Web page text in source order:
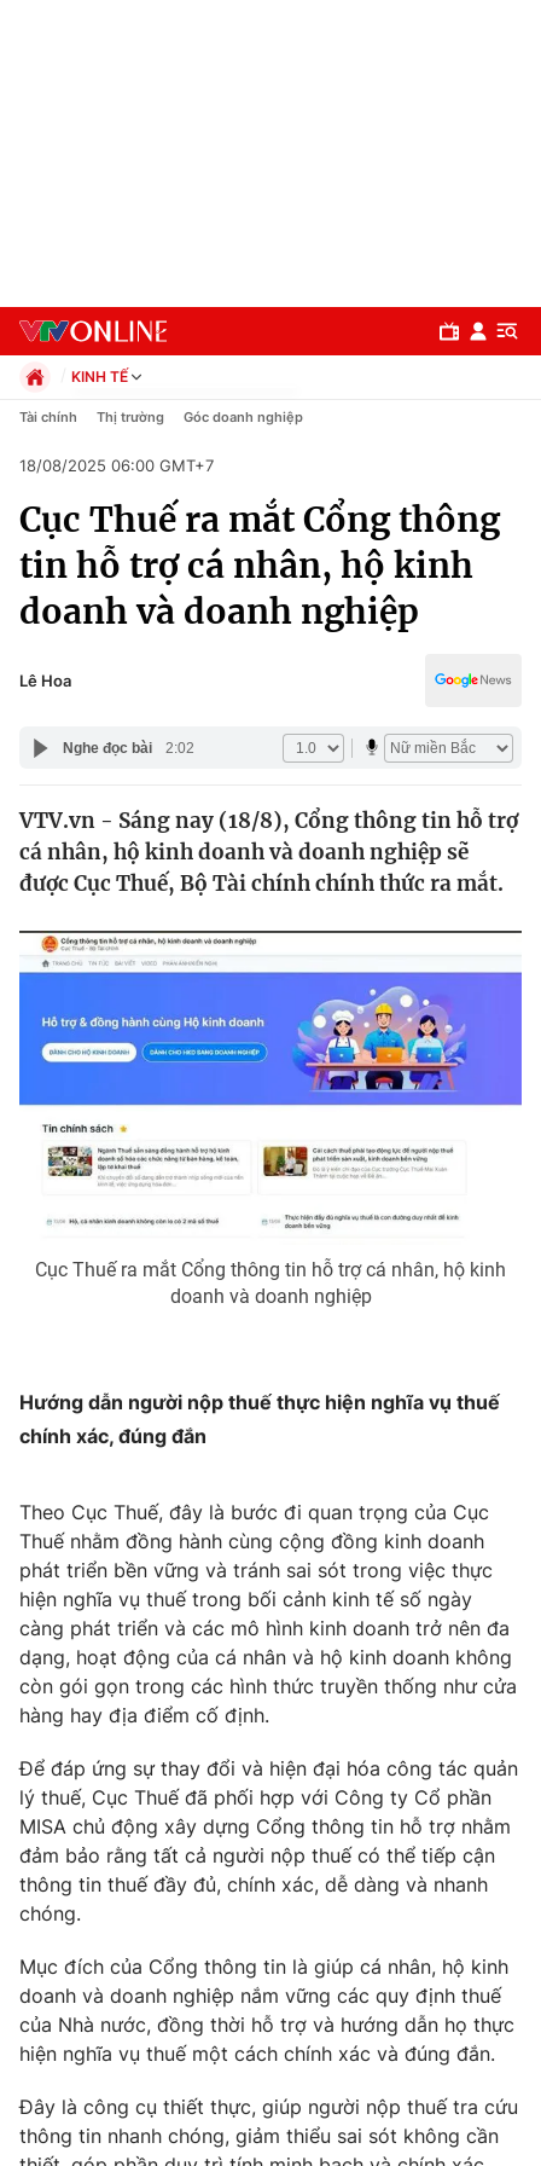
Chuyên mục
Chính trị
Xã hội
Pháp luật
Y tế
Thế giới
Tin tức
Thế giới đó đây
Câu chuyện quốc tế
Kinh tế
Tài chính
Góc doanh nghiệp
Dữ liệu và đời sống
Truyền hình
Hậu trường
Nhân vật
Giải sao mai
Giải trí
Điện ảnh
Sao
Đời sống
Du lịch
Làm đẹp
Sản phẩm
Tư vấn
Giao lưu trực tuyến
Chuyên mục khác
Emagazine Podcast
Photo Infographic
Video
VTV Money VTV Thể thao
VTV Sức khoẻ Bất động sản
VTV4 Vươn mình bằng AI
Liên hệ tòa soạn English
KINH TẾ
Chính trị
Pháp luật
Kinh tế
Thể thao
Truyền hình
Văn hóa - Giải trí
Tài chính Thị trường Góc doanh nghiệp
18/08/2025 06:00 GMT+7
Cục Thuế ra mắt Cổng thông
tin hỗ trợ cá nhân, hộ kinh
doanh và doanh nghiệp
Lê Hoa
Nghe đọc bài 2:02
VTV.vn - Sáng nay (18/8), Cổng thông tin hỗ trợ
cá nhân, hộ kinh doanh và doanh nghiệp sẽ
được Cục Thuế, Bộ Tài chính chính thức ra mắt.
Cục Thuế ra mắt Cổng thông tin hỗ trợ cá nhân, hộ kinh
doanh và doanh nghiệp
Hướng dẫn người nộp thuế thực hiện nghĩa vụ thuế
chính xác, đúng đắn
Theo Cục Thuế, đây là bước đi quan trọng của Cục
Thuế nhằm đồng hành cùng cộng đồng kinh doanh
phát triển bền vững và tránh sai sót trong việc thực
hiện nghĩa vụ thuế trong bối cảnh kinh tế số ngày
càng phát triển và các mô hình kinh doanh trở nên đa
dạng, hoạt động của cá nhân và hộ kinh doanh không
còn gói gọn trong các hình thức truyền thống như cửa
hàng hay địa điểm cố định.
Để đáp ứng sự thay đổi và hiện đại hóa công tác quản
lý thuế, Cục Thuế đã phối hợp với Công ty Cổ phần
MISA chủ động xây dựng Cổng thông tin hỗ trợ nhằm
đảm bảo rằng tất cả người nộp thuế có thể tiếp cận
thông tin thuế đầy đủ, chính xác, dễ dàng và nhanh
chóng.
Mục đích của Cổng thông tin là giúp cá nhân, hộ kinh
doanh và doanh nghiệp nắm vững các quy định thuế
của Nhà nước, đồng thời hỗ trợ và hướng dẫn họ thực
hiện nghĩa vụ thuế một cách chính xác và đúng đắn.
Đây là công cụ thiết thực, giúp người nộp thuế tra cứu
thông tin nhanh chóng, giảm thiểu sai sót không cần